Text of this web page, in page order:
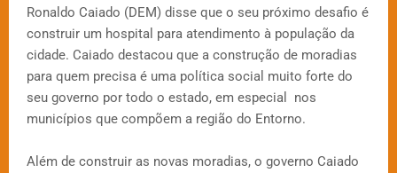
Ronaldo Caiado (DEM) disse que o seu próximo desafio é
construir um hospital para atendimento à população da
cidade. Caiado destacou que a construção de moradias
para quem precisa é uma política social muito forte do
seu governo por todo o estado, em especial nos
municípios que compõem a região do Entorno.
Além de construir as novas moradias, o governo Caiado